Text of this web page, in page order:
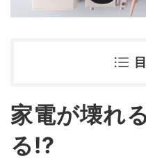
家電が壊れ
る!?